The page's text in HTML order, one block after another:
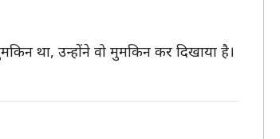
था, उन्होंने वो मुमकिन कर दिखाया है।